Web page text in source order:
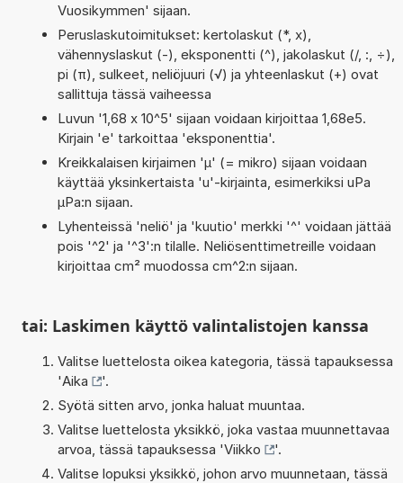
Vuosikymmen' sijaan.
Peruslaskutoimitukset: kertolaskut (*, x),
vähennyslaskut (-), eksponentti (^), jakolaskut (/, :, ÷),
pi (π), sulkeet, neliöjuuri (√) ja yhteenlaskut (+) ovat
sallittuja tässä vaiheessa
Luvun '1,68 x 10^5' sijaan voidaan kirjoittaa 1,68e5.
Kirjain 'e' tarkoittaa 'eksponenttia'.
Kreikkalaisen kirjaimen 'µ' (= mikro) sijaan voidaan
käyttää yksinkertaista 'u'-kirjainta, esimerkiksi uPa
µPa:n sijaan.
Lyhenteissä 'neliö' ja 'kuutio' merkki '^' voidaan jättää
pois '^2' ja '^3':n tilalle. Neliösenttimetreille voidaan
kirjoittaa cm² muodossa cm^2:n sijaan.
tai: Laskimen käyttö valintalistojen kanssa
Valitse luettelosta oikea kategoria, tässä tapauksessa
'Aika
'.
Syötä sitten arvo, jonka haluat muuntaa.
Valitse luettelosta yksikkö, joka vastaa muunnettavaa
arvoa, tässä tapauksessa 'Viikko
'.
Valitse lopuksi yksikkö, johon arvo muunnetaan, tässä